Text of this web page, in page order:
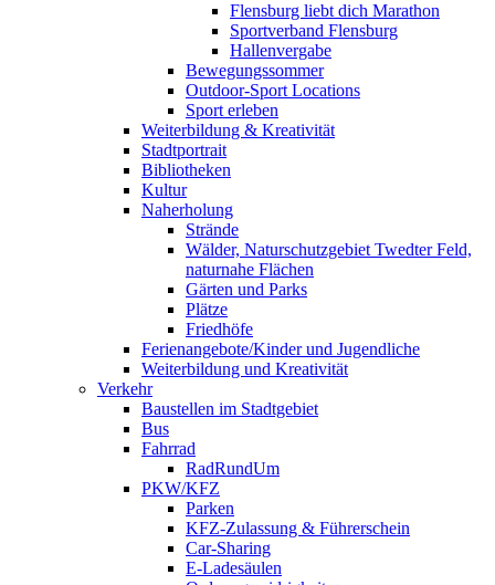
Flensburg liebt dich Marathon
Sportverband Flensburg
Hallenvergabe
Bewegungssommer
Outdoor-Sport Locations
Sport erleben
Weiterbildung & Kreativität
Stadtportrait
Bibliotheken
Kultur
Naherholung
Strände
Wälder, Naturschutzgebiet Twedter Feld,
naturnahe Flächen
Gärten und Parks
Plätze
Friedhöfe
Ferienangebote/Kinder und Jugendliche
Weiterbildung und Kreativität
Verkehr
Baustellen im Stadtgebiet
Bus
Fahrrad
RadRundUm
PKW/KFZ
Parken
KFZ-Zulassung & Führerschein
Car-Sharing
E-Ladesäulen